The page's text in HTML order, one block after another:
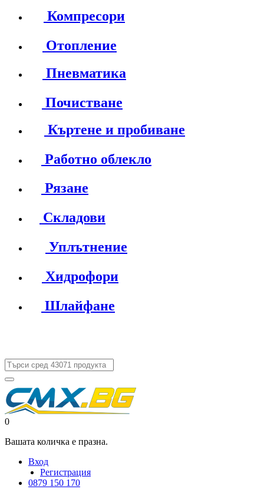
Компресори
Отопление
Пневматика
Почистване
Къртене и пробиване
Работно облекло
Рязане
Складови
Уплътнение
Хидрофори
Шлайфане
0
Вашата количка е празна.
Вход
Регистрация
0879 150 170